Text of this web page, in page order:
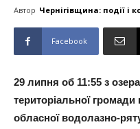
Автор Чернігівщина: події і
Facebook
29 липня об 11:55 з
територіальної громади
обласної водолазно-